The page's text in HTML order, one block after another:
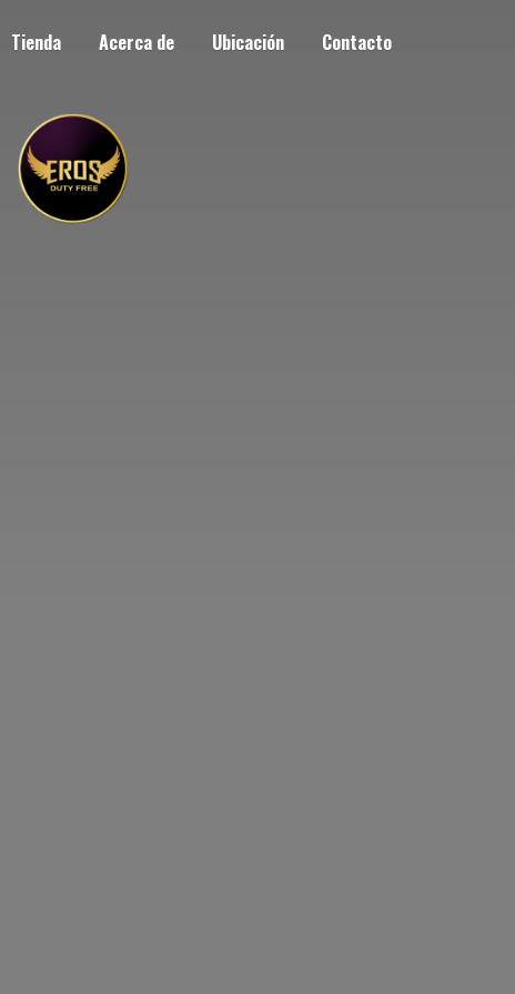
Tienda Acerca de Ubicación Contacto